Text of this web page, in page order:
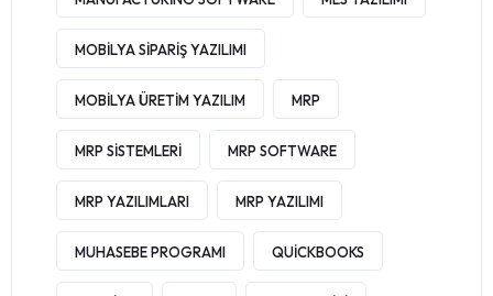
MOBILYA SIPARIŞ YAZILIMI
MOBILYA ÜRETIM YAZILIM MRP
MRP SISTEMLERI MRP SOFTWARE
MRP YAZILIMLARI MRP YAZILIMI
MUHASEBE PROGRAMI QUICKBOOKS